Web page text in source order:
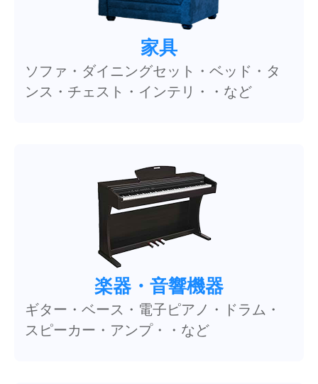
家具
ソファ・ダイニングセット・ベッド・タ
ンス・チェスト・インテリ・・など
楽器・音響機器
ギター・ベース・電子ピアノ・ドラム・
スピーカー・アンプ・・など